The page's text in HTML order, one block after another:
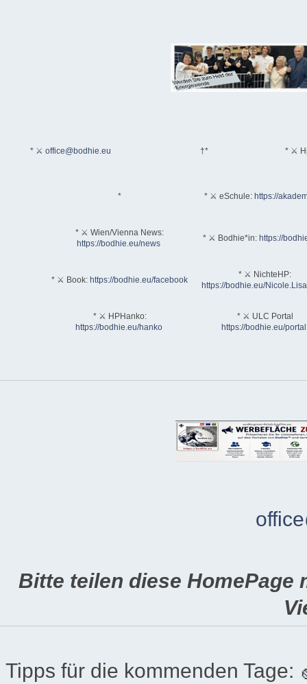
* ⚔ office@bodhie.eu †* * ⚔
* * ⚔ eSchule: https://
* ⚔ Wien/Vienna News:
https://bodhie.eu/news
* ⚔ Bodhie*in: https://
* ⚔ Book: https://bodhie.eu/facebook
* ⚔ NichteHP:
https://bodhie.eu/
* ⚔ HPHanko:
https://bodhie.eu/hanko
* ⚔ ULC Portal
https://bodhie.eu/portal
Bitte teilen diese HomePage
Tipps für die kommenden